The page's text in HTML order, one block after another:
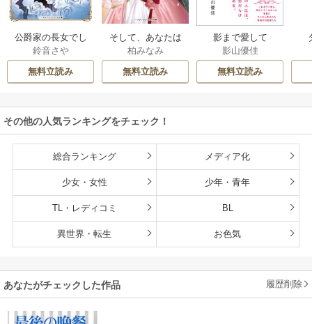
公爵家の長女でし
た
鈴音さや
無料立読み
そして、あなたは
私を捨てる
柏みなみ
無料立読み
影まで愛して
影山優佳
無料立読み
その他の人気ランキングをチェック！
総合ランキング メディア化
少女・女性 少年・青年
TL・レディコミ BL
異世界・転生 お色気
あなたがチェックした作品 履歴削除